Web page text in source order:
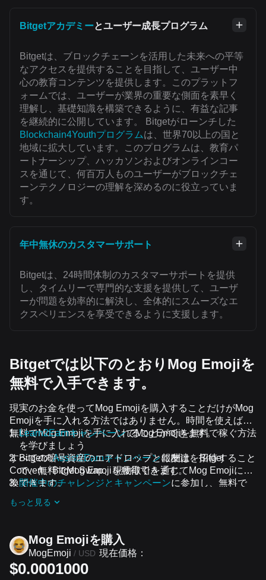
Bitgetアカデミーとユーザー成長プログラム
Bitgetは、ブロックチェーンを活用した未来への平等
なアクセスを提供することを目指して、ユーザー中
心の教育コンテンツを提供します。このプラットフ
ォームでは、ユーザーが業界の重要な側面を素早く
理解し、基礎知識を構築できるように、有益な記事
を継続的に公開しています。 Bitgetがローンチした
Blockchain4Youthプログラムは、世界70以上の国と
地域に拡大しています。このプログラムは、教育パ
ートナーシップ、ハッカソンおよびオンラインコー
スを通じて、何百万人ものユーザーがブロックチェ
ーンテクノロジーの理解を深めるのに役立っていま
す。
年中無休のカスタマーサポート
Bitgetは、24時間体制のカスタマーサポートを提供
し、タイムリーで専門的な支援を提供して、ユーザ
ーが問題を効率的に解決し、全体的にスムーズなエ
クスペリエンスを享受できるように支援します。
Bitgetでは以下のとおりMog Emojiを
無料で入手できます。
現実のお金を使ってMog Emojiを購入することだけがMog
Emojiを手に入れる方法ではありません。時間を使えば、
無料でMog Emojiを手に入れることができます。
Learn2EarnキャンペーンでMog Emojiを無料で稼ぐ方法
を学びましょう
BitgetのAssist2Earnキャンペーンに友達を招待すること
で、無料でMog Emojiを獲得できます。
開催中のチャレンジとキャンペーンに参加し、無料で
すべての暗号資産のエアドロップと報酬は、Bitget
Convert、Bitget Swap、現物取引を通じてMog Emojiに交
換できます。
もっと見る
Mog Emojiを‌購入
MogEmoji / USD 現在価格：
$0.0001000